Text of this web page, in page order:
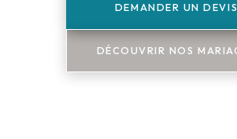
DEMANDER UN DEVIS
DÉCOUVRIR NOS